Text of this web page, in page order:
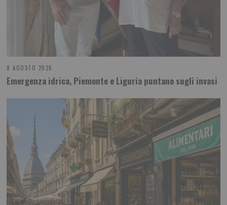
8 AGOSTO 2026
Emergenza idrica, Piemonte e Liguria puntano sugli invasi